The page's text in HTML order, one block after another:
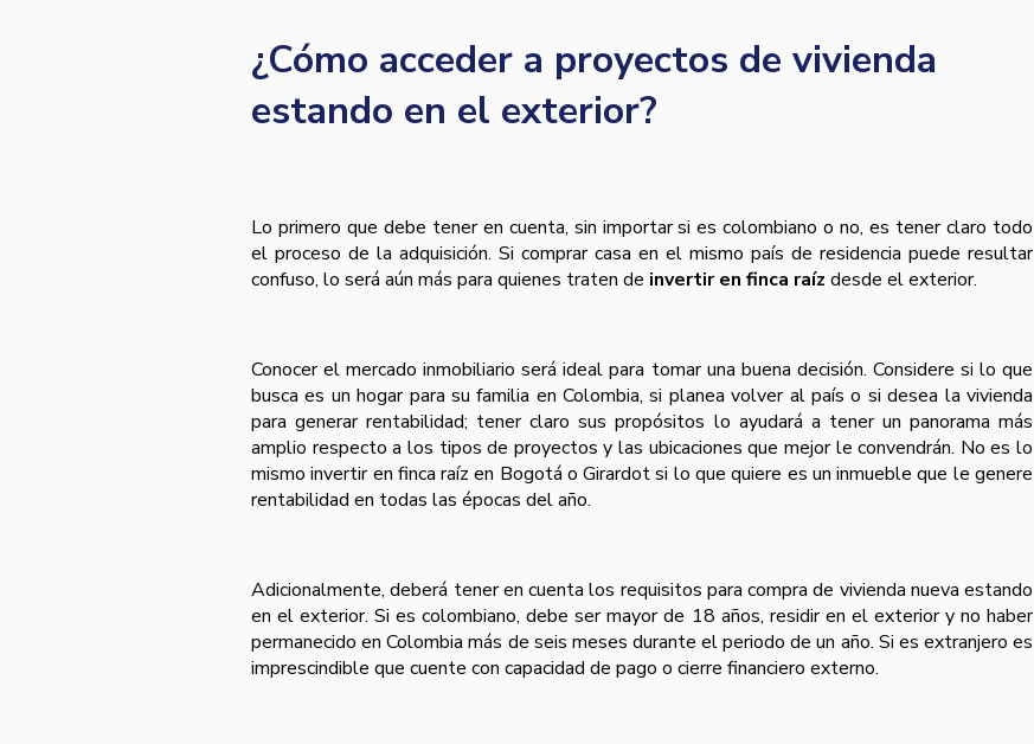
¿Cómo acceder a proyectos de vivienda
estando en el exterior?
Lo primero que debe tener en cuenta, sin importar si es colombiano o no, es tener claro todo
el proceso de la adquisición. Si comprar casa en el mismo país de residencia puede resultar
confuso, lo será aún más para quienes traten de invertir en finca raíz desde el exterior.
Conocer el mercado inmobiliario será ideal para tomar una buena decisión. Considere si lo que
busca es un hogar para su familia en Colombia, si planea volver al país o si desea la vivienda
para generar rentabilidad; tener claro sus propósitos lo ayudará a tener un panorama más
amplio respecto a los tipos de proyectos y las ubicaciones que mejor le convendrán. No es lo
mismo invertir en finca raíz en Bogotá o Girardot si lo que quiere es un inmueble que le genere
rentabilidad en todas las épocas del año.
Adicionalmente, deberá tener en cuenta los requisitos para compra de vivienda nueva estando
en el exterior. Si es colombiano, debe ser mayor de 18 años, residir en el exterior y no haber
permanecido en Colombia más de seis meses durante el periodo de un año. Si es extranjero es
imprescindible que cuente con capacidad de pago o cierre financiero externo.